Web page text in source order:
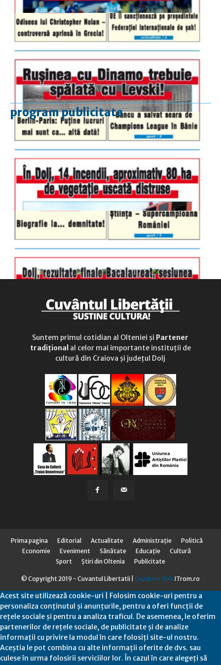
program publicitate
luni-vineri
9.00 - 17.00
duminică
9.00 - 12.00
Suntem primul cotidian al Olteniei și Partener
tradițional al celor mai importante instituții de
cultură din Craiova și județul Dolj
Prima pagina Editorial Actualitate Administraţie
Politică
Economie
Eveniment Sănătate Educaţie
Cultură
Sport
Știri din Oltenia Publicitate
© Copyright 2019 - Cuvantul Libertatii | Gazduire Web ITrom.ro
Acest site utilizează cookie-uri | Folosim cookie-uri pentru a
personaliza conținutul și anunțurile, pentru a oferi funcții de
rețele sociale și pentru a analiza traficul. De asemenea, le oferim
partenerilor de rețele sociale, de publicitate și de analize
informații cu privire la modul în care folosiți site-ul nostru.
Aceștia le pot combina cu alte informații oferite de dvs. sau
culese în urma folosirii serviciilor lor. În cazul în care alegeți să